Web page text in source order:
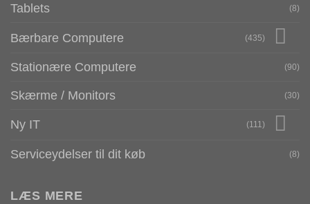
Tablets (8)
Bærbare Computere (435)
Stationære Computere (90)
Skærme / Monitors (30)
Ny IT (111)
Serviceydelser til dit køb (8)
LÆS MERE